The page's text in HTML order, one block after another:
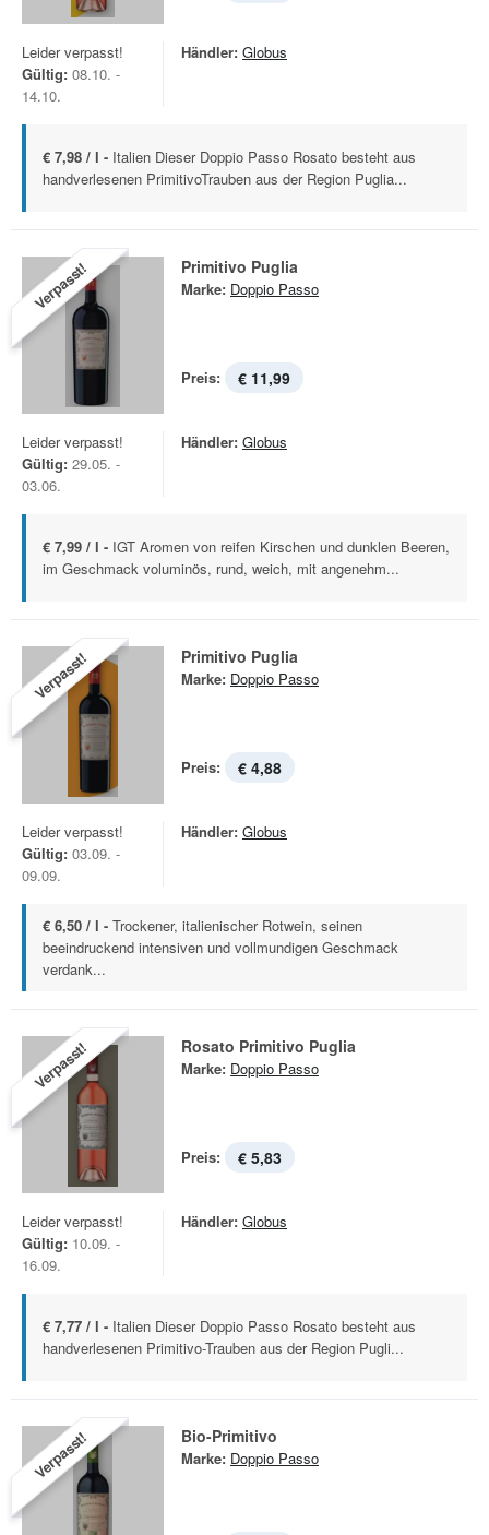
Leider verpasst!
Gültig: 08.10. -
14.10.
Händler: Globus
€ 7,98 / l - Italien Dieser Doppio Passo Rosato besteht aus
handverlesenen PrimitivoTrauben aus der Region Puglia...
Verpasst! Primitivo Puglia
Marke: Doppio Passo
Preis: € 11,99
Leider verpasst!
Gültig: 29.05. -
03.06.
Händler: Globus
€ 7,99 / l - IGT Aromen von reifen Kirschen und dunklen Beeren,
im Geschmack voluminös, rund, weich, mit angenehm...
Verpasst! Primitivo Puglia
Marke: Doppio Passo
Preis: € 4,88
Leider verpasst!
Gültig: 03.09. -
09.09.
Händler: Globus
€ 6,50 / l - Trockener, italienischer Rotwein, seinen
beeindruckend intensiven und vollmundigen Geschmack
verdank...
Verpasst! Rosato Primitivo Puglia
Marke: Doppio Passo
Preis: € 5,83
Leider verpasst!
Gültig: 10.09. -
16.09.
Händler: Globus
€ 7,77 / l - Italien Dieser Doppio Passo Rosato besteht aus
handverlesenen Primitivo-Trauben aus der Region Pugli...
Verpasst! Bio-Primitivo
Marke: Doppio Passo